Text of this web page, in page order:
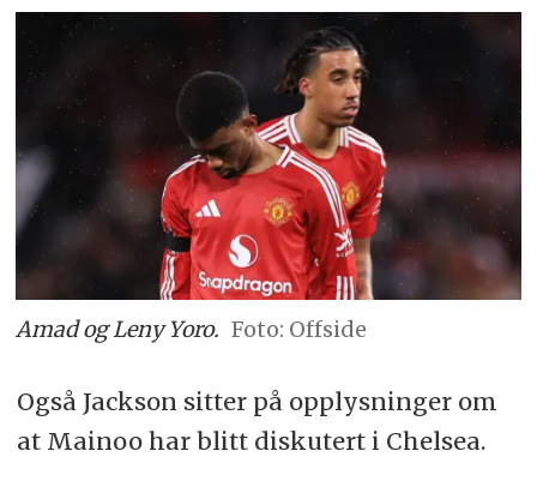
Amad og Leny Yoro. Offside
Også Jackson sitter på opplysninger om
at Mainoo har blitt diskutert i Chelsea.